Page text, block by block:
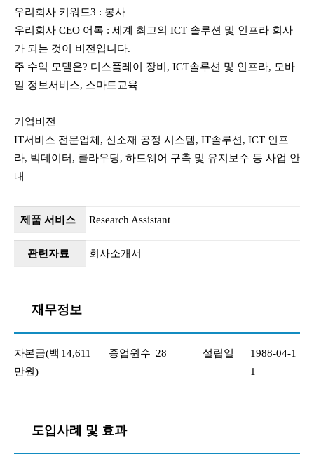
우리회사 키워드3 : 봉사
우리회사 CEO 어록 : 세계 최고의 ICT 솔루션 및 인프라 회사
가 되는 것이 비전입니다.
주 수익 모델은? 디스플레이 장비, ICT솔루션 및 인프라, 모바
일 정보서비스, 스마트교육
기업비전
IT서비스 전문업체, 신소재 공정 시스템, IT솔루션, ICT 인프
라, 빅데이터, 클라우딩, 하드웨어 구축 및 유지보수 등 사업 안
내
제품 서비스 Research Assistant
관련자료 회사소개서
재무정보
자본금(백
만원)
14,611 종업원수 28 설립일
1988-04-1
1
도입사례 및 효과